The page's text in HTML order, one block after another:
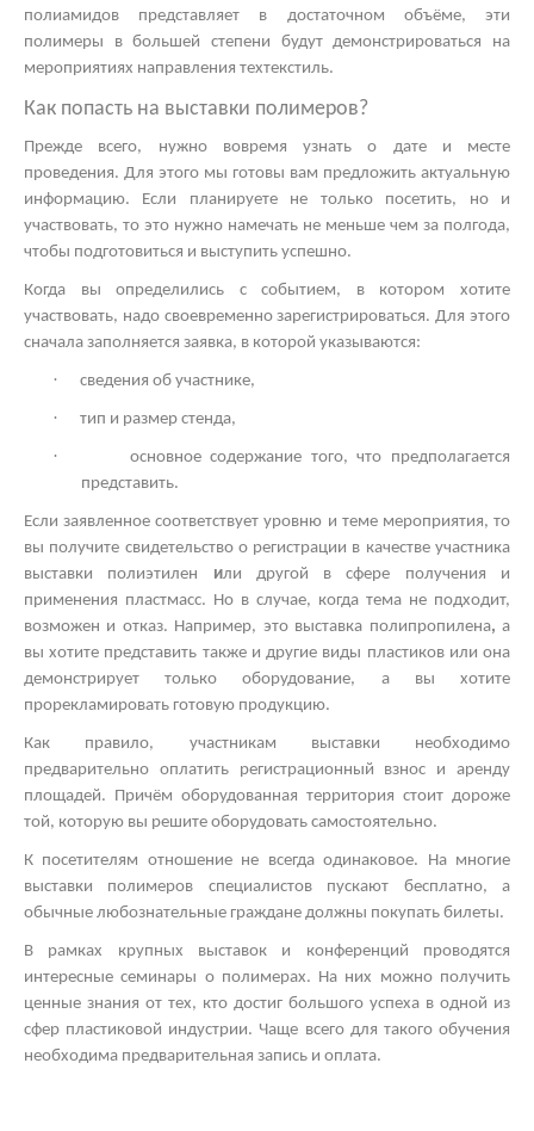
полиамидов
представляет в достаточном объёме, эти
полимеры в большей степени будут демонстрироваться на
мероприятиях направления техтекстиль.
Как попасть на выставки полимеров?
Прежде всего, нужно вовремя узнать о дате и месте
проведения. Для этого мы готовы вам предложить актуальную
информацию. Если планируете не только посетить, но и
участвовать, то это нужно намечать не меньше чем за полгода,
чтобы подготовиться и выступить успешно.
Когда вы определились с событием, в котором хотите
участвовать, надо своевременно зарегистрироваться. Для этого
сначала заполняется заявка, в которой указываются:
· сведения об участнике,
· тип и размер стенда,
·
основное содержание того, что предполагается
представить.
Если заявленное соответствует уровню и теме мероприятия, то
вы получите свидетельство о регистрации в качестве участника
выставки полиэтилен
или другой
в сфере получения и
применения пластмасс. Но в случае, когда тема не подходит,
возможен и отказ. Например, это выставка полипропилена,а
вы хотите представить также и другие виды пластиков или она
демонстрирует только оборудование, а вы хотите
прорекламировать готовую продукцию.
Как правило, участникам выставки необходимо
предварительно оплатить регистрационный взнос и аренду
площадей. Причём оборудованная территория стоит дороже
той, которую вы решите оборудовать самостоятельно.
К посетителям отношение не всегда одинаковое. На многие
выставки полимеров специалистов пускают бесплатно, а
обычные любознательные граждане должны покупать билеты.
В рамках крупных выставок
и конференций проводятся
интересные семинары о полимерах. На них можно получить
ценные знания от тех, кто достиг большого успеха в одной из
сфер пластиковой индустрии. Чаще всего для такого обучения
необходима предварительная запись и оплата.